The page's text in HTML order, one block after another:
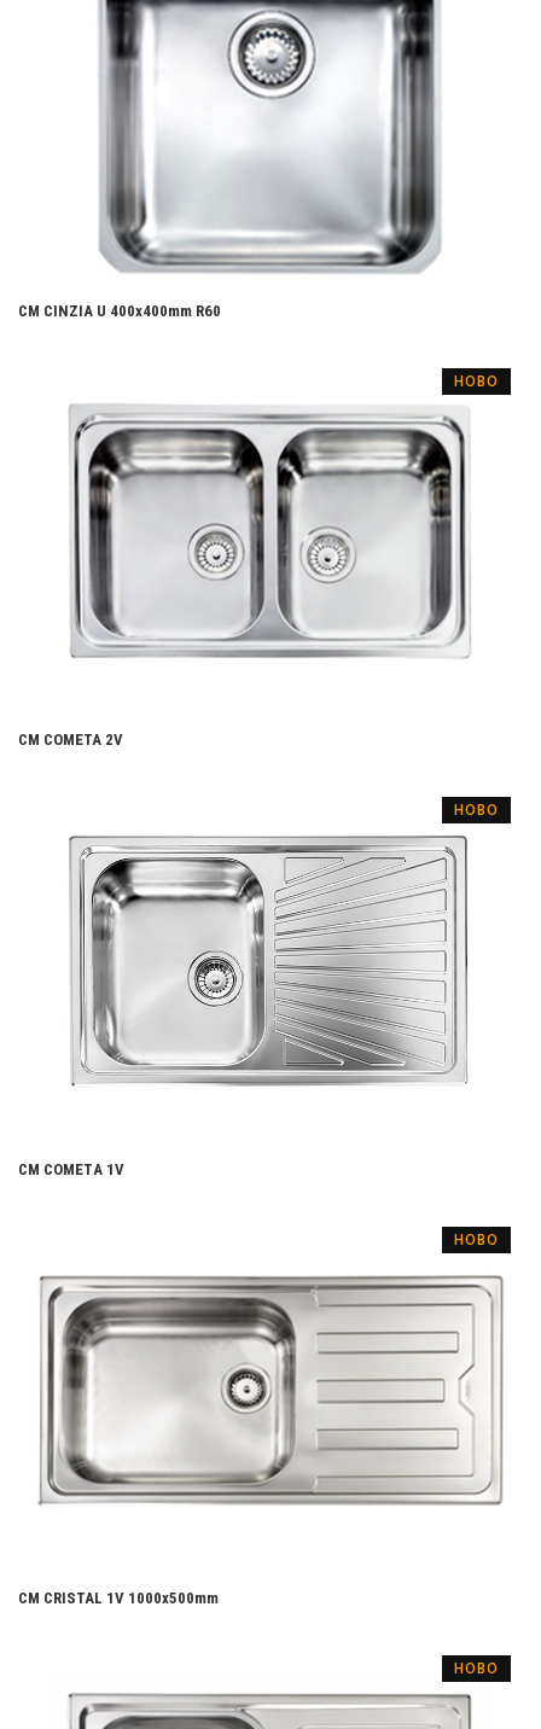
CM CINZIA U 400х400mm R60
НОВО
CM COMETA 2V
НОВО
CM COMETА 1V
НОВО
CM CRISTAL 1V 1000х500mm
НОВО